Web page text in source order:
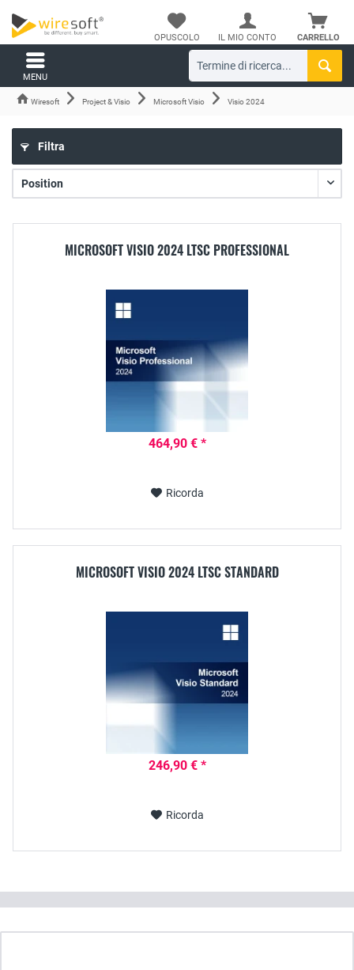
CARRELLO
OPUSCOLO IL MIO CONTO
MENU
Wiresoft Project & Visio Microsoft Visio Visio 2024
Filtra
MICROSOFT VISIO 2024 LTSC PROFESSIONAL
464,90 € *
Ricorda
MICROSOFT VISIO 2024 LTSC STANDARD
246,90 € *
Ricorda